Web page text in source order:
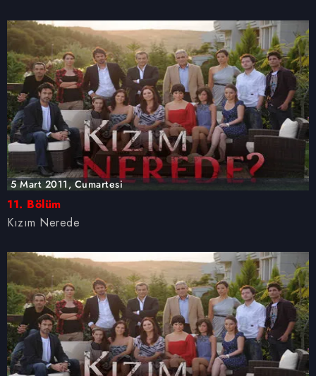
ilgili mevzuata uygun olarak kullanılan çerezlerle ilgili bilgi
almak için lütfentıklayınız.
5 Mart 2011, Cumartesi
11. Bölüm
Kızım Nerede